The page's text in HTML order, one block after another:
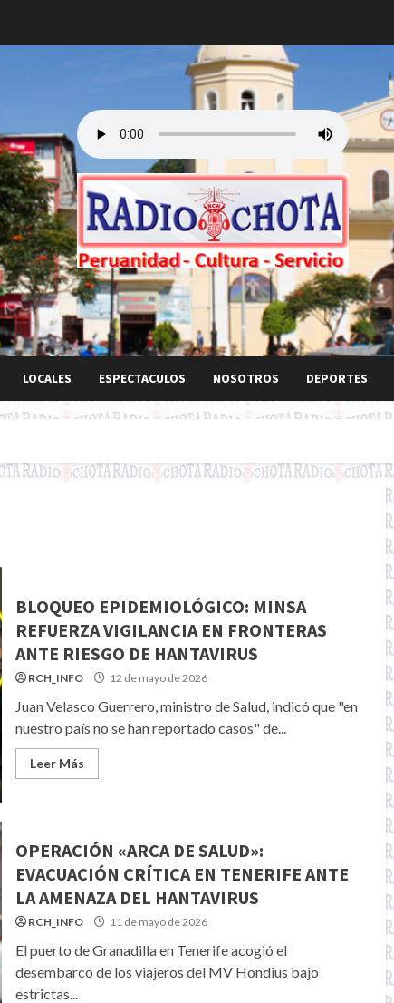
LOCALES ESPECTACULOS NOSOTROS DEPORTES
BLOQUEO EPIDEMIOLÓGICO: MINSA
REFUERZA VIGILANCIA EN FRONTERAS
ANTE RIESGO DE HANTAVIRUS
RCH_INFO 12 de mayo de 2026
Juan Velasco Guerrero, ministro de Salud, indicó que "en
nuestro país no se han reportado casos" de...
Leer Más
OPERACIÓN «ARCA DE SALUD»:
EVACUACIÓN CRÍTICA EN TENERIFE ANTE
LA AMENAZA DEL HANTAVIRUS
RCH_INFO 11 de mayo de 2026
El puerto de Granadilla en Tenerife acogió el
desembarco de los viajeros del MV Hondius bajo
estrictas...